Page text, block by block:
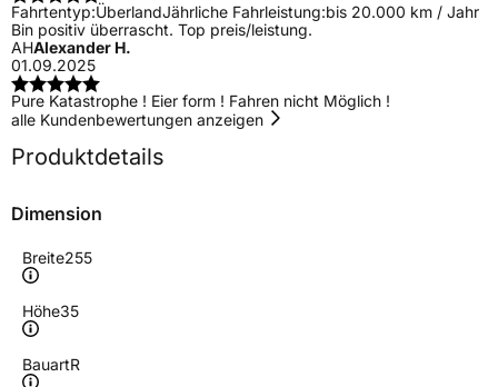
Fahrtentyp:ÜberlandJährliche Fahrleistung:bis 20.000 km / Jahr
Bin positiv überrascht. Top preis/leistung.
AHAlexander H.
01.09.2025
Pure Katastrophe ! Eier form ! Fahren nicht Möglich !
alle Kundenbewertungen anzeigen
Produktdetails
Dimension
Breite255
Höhe35
BauartR